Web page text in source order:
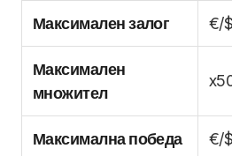
Максимален залог €/
Максимален
множител
Максимална победа €/